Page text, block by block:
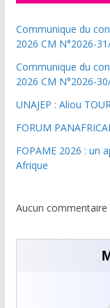
Communique du
2026 CM N°2026-
Communique du
2026 CM N°2026-
UNAJEP : Aliou
FORUM
FOPAME 2026 : un
Afrique
Aucun commentaire